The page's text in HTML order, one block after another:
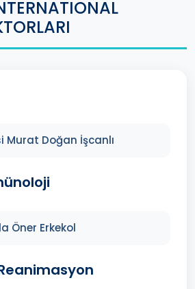
Murat Doğan İşcanlı
Öner Erkekol